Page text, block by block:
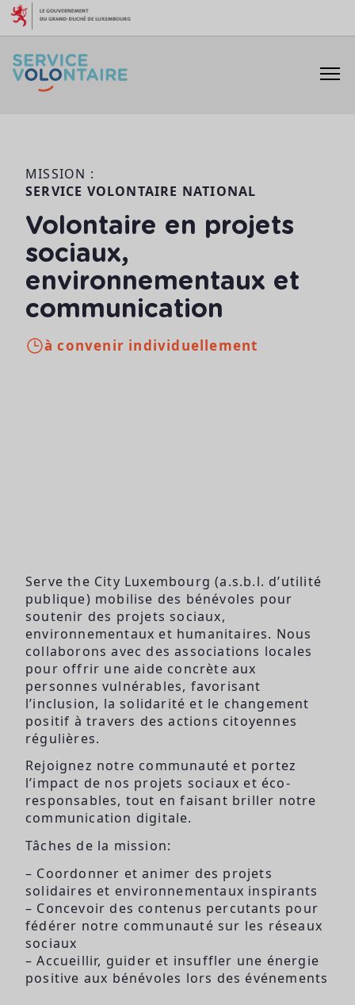
Aller au contenu
MISSION :
SERVICE VOLONTAIRE NATIONAL
Volontaire en projets
sociaux,
environnementaux et
communication
à convenir individuellement
Serve the City Luxembourg (a.s.b.l. d’utilité
publique) mobilise des bénévoles pour
soutenir des projets sociaux,
environnementaux et humanitaires. Nous
collaborons avec des associations locales
pour offrir une aide concrète aux
personnes vulnérables, favorisant
l’inclusion, la solidarité et le changement
positif à travers des actions citoyennes
régulières.
Rejoignez notre communauté et portez
l’impact de nos projets sociaux et éco-
responsables, tout en faisant briller notre
communication digitale.
Tâches de la mission:
– Coordonner et animer des projets
solidaires et environnementaux inspirants
– Concevoir des contenus percutants pour
fédérer notre communauté sur les réseaux
sociaux
– Accueillir, guider et insuffler une énergie
positive aux bénévoles lors des événements